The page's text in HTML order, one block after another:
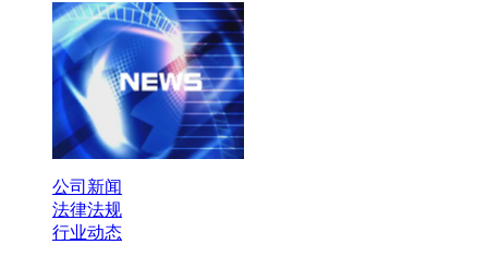
公司新闻
法律法规
行业动态